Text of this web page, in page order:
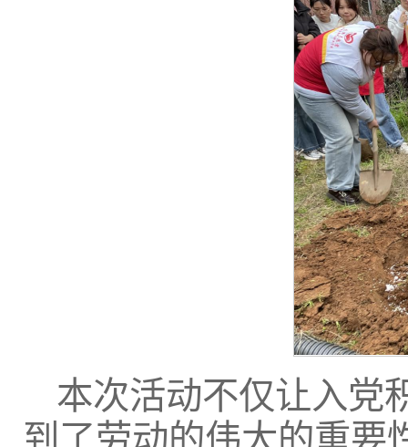
本次活动不仅让入党